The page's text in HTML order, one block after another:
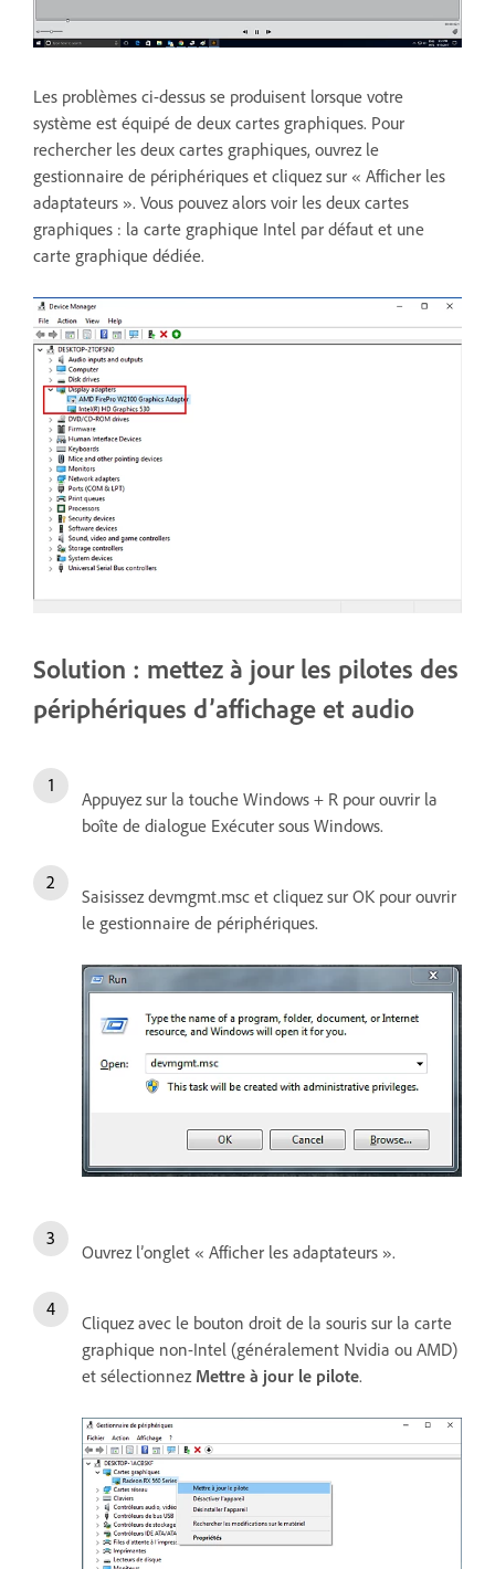
Les problèmes ci-dessus se produisent lorsque votre
système est équipé de deux cartes graphiques. Pour
rechercher les deux cartes graphiques, ouvrez le
gestionnaire de périphériques et cliquez sur « Afficher les
adaptateurs ». Vous pouvez alors voir les deux cartes
graphiques : la carte graphique Intel par défaut et une
carte graphique dédiée.
Solution : mettez à jour les pilotes des
périphériques d’affichage et audio
Appuyez sur la touche Windows + R pour ouvrir la
boîte de dialogue Exécuter sous Windows.
Saisissez devmgmt.msc et cliquez sur OK pour ouvrir
le gestionnaire de périphériques.
Ouvrez l’onglet « Afficher les adaptateurs ».
Cliquez avec le bouton droit de la souris sur la carte
graphique non-Intel (généralement Nvidia ou AMD)
et sélectionnez Mettre à jour le pilote.